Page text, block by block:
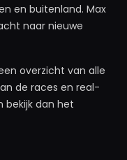
en buitenland. Max
naar nieuwe
overzicht van alle
de races en real-
bekijk dan het